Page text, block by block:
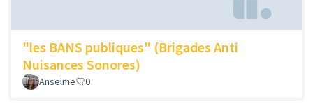
"les BANS publiques" (Brigades Anti
Nuisances Sonores)
Anselme 0